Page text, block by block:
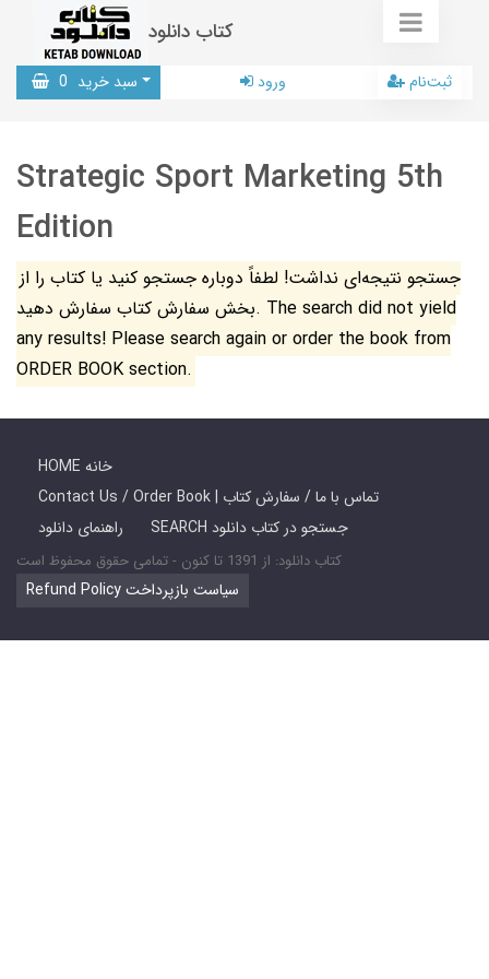
کتاب دانلود
سبد خرید 0 ورود ثبت‌نام
Strategic Sport Marketing 5th
Edition
جستجو نتیجه‌ای نداشت! لطفاً دوباره جستجو کنید یا کتاب را از
بخش سفارش کتاب سفارش دهید. The search did not yield
any results! Please search again or order the book from
ORDER BOOK section.
HOME خانه
Contact Us / Order Book | تماس با ما / سفارش کتاب
راهنمای دانلود
SEARCH جستجو در کتاب دانلود
کتاب دانلود: از 1391 تا کنون - تمامی حقوق محفوظ است
Refund Policy سیاست بازپرداخت